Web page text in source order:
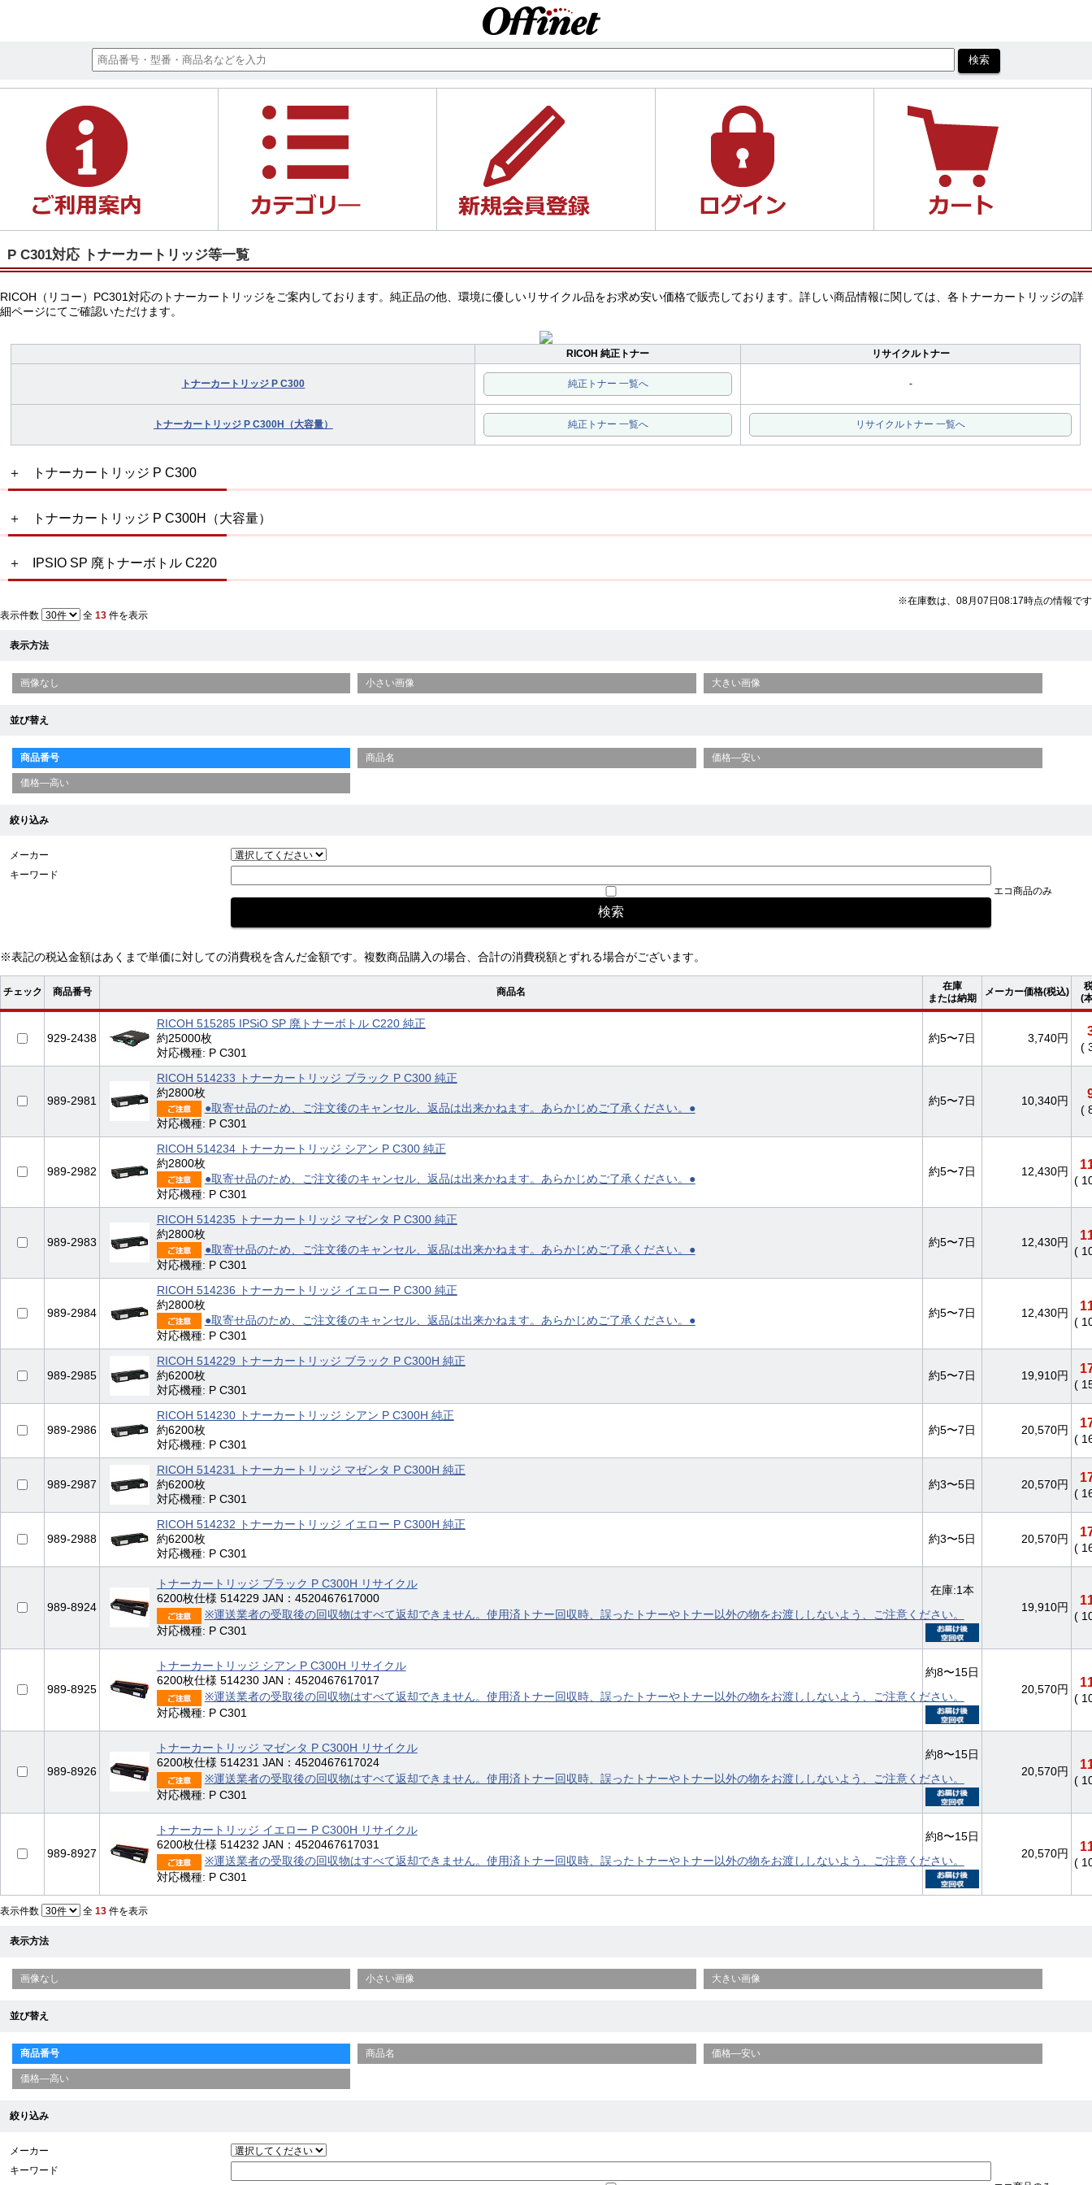
P C301対応 トナーカートリッジ等一覧
RICOH（リコー）PC301対応のトナーカートリッジをご案内しております。純正品の他、環境に優しいリサイクル品をお求め安い価格で販売しております。詳しい商品情報に関しては、各トナーカートリッジの詳
細ページにてご確認いただけます。
RICOH 純正トナー リサイクルトナー
トナーカートリッジ P C300 純正トナー 一覧へ -
トナーカートリッジ P C300H（大容量） 純正トナー 一覧へ リサイクルトナー 一覧へ
トナーカートリッジ P C300
トナーカートリッジ P C300H（大容量）
IPSIO SP 廃トナーボトル C220
※在庫数は、08月07日08:17時点の情報です
表示件数 全 13 件を表示
表示方法
画像なし 小さい画像 大きい画像
並び替え
商品番号 商品名 価格—安い
価格—高い
絞り込み
メーカー
キーワード
エコ商品のみ
※表記の税込金額はあくまで単価に対しての消費税を含んだ金額です。複数商品購入の場合、合計の消費税額とずれる場合がございます。
チェック 商品番号 商品名
在庫
または納期
メーカー価格(税込)
(
929-2438
RICOH 515285 IPSiO SP 廃トナーボトル C220 純正
約25000枚
対応機種: P C301
約5〜7日 3,740円
(
989-2981
RICOH 514233 トナーカートリッジ ブラック P C300 純正
約2800枚
●取寄せ品のため、ご注文後のキャンセル、返品は出来かねます。あらかじめご了承ください。●
対応機種: P C301
約5〜7日 10,340円
(
989-2982
RICOH 514234 トナーカートリッジ シアン P C300 純正
約2800枚
●取寄せ品のため、ご注文後のキャンセル、返品は出来かねます。あらかじめご了承ください。●
対応機種: P C301
約5〜7日 12,430円
(
989-2983
RICOH 514235 トナーカートリッジ マゼンタ P C300 純正
約2800枚
●取寄せ品のため、ご注文後のキャンセル、返品は出来かねます。あらかじめご了承ください。●
対応機種: P C301
約5〜7日 12,430円
(
989-2984
RICOH 514236 トナーカートリッジ イエロー P C300 純正
約2800枚
●取寄せ品のため、ご注文後のキャンセル、返品は出来かねます。あらかじめご了承ください。●
対応機種: P C301
約5〜7日 12,430円
(
989-2985
RICOH 514229 トナーカートリッジ ブラック P C300H 純正
約6200枚
対応機種: P C301
約5〜7日 19,910円
(
989-2986
RICOH 514230 トナーカートリッジ シアン P C300H 純正
約6200枚
対応機種: P C301
約5〜7日 20,570円
(
989-2987
RICOH 514231 トナーカートリッジ マゼンタ P C300H 純正
約6200枚
対応機種: P C301
約3〜5日 20,570円
(
989-2988
RICOH 514232 トナーカートリッジ イエロー P C300H 純正
約6200枚
対応機種: P C301
約3〜5日 20,570円
(
989-8924
トナーカートリッジ ブラック P C300H リサイクル
6200枚仕様 514229 JAN：4520467617000
※運送業者の受取後の回収物はすべて返却できません。使用済トナー回収時、誤ったトナーやトナー以外の物をお渡ししないよう、ご注意ください。
対応機種: P C301
在庫:1本
19,910円
(
989-8925
トナーカートリッジ シアン P C300H リサイクル
6200枚仕様 514230 JAN：4520467617017
※運送業者の受取後の回収物はすべて返却できません。使用済トナー回収時、誤ったトナーやトナー以外の物をお渡ししないよう、ご注意ください。
対応機種: P C301
約8〜15日
20,570円
(
989-8926
トナーカートリッジ マゼンタ P C300H リサイクル
6200枚仕様 514231 JAN：4520467617024
※運送業者の受取後の回収物はすべて返却できません。使用済トナー回収時、誤ったトナーやトナー以外の物をお渡ししないよう、ご注意ください。
対応機種: P C301
約8〜15日
20,570円
(
989-8927
トナーカートリッジ イエロー P C300H リサイクル
6200枚仕様 514232 JAN：4520467617031
※運送業者の受取後の回収物はすべて返却できません。使用済トナー回収時、誤ったトナーやトナー以外の物をお渡ししないよう、ご注意ください。
対応機種: P C301
約8〜15日
20,570円
(
表示件数 全 13 件を表示
表示方法
画像なし 小さい画像 大きい画像
並び替え
商品番号 商品名 価格—安い
価格—高い
絞り込み
メーカー
キーワード